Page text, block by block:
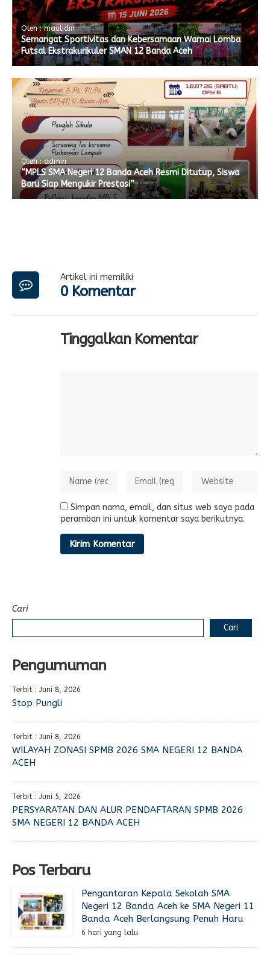
Oleh : maulidin
Semangat Sportivitas dan Kebersamaan Warnai Lomba
Futsal Ekstrakurikuler SMAN 12 Banda Aceh
Oleh : admin
“MPLS SMA Negeri 12 Banda Aceh Resmi Ditutup, Siswa
Baru Siap Mengukir Prestasi”
Artikel ini memiliki
0 Komentar
Tinggalkan Komentar
Simpan nama, email, dan situs web saya pada
peramban ini untuk komentar saya berikutnya.
Cari
Cari
Pengumuman
Terbit : Juni 8, 2026
Stop Pungli
Terbit : Juni 8, 2026
WILAYAH ZONASI SPMB 2026 SMA NEGERI 12 BANDA
ACEH
Terbit : Juni 5, 2026
PERSYARATAN DAN ALUR PENDAFTARAN SPMB 2026
SMA NEGERI 12 BANDA ACEH
Pos Terbaru
Pengantaran Kepala Sekolah SMA
Negeri 12 Banda Aceh ke SMA Negeri 11
Banda Aceh Berlangsung Penuh Haru
6 hari yang lalu